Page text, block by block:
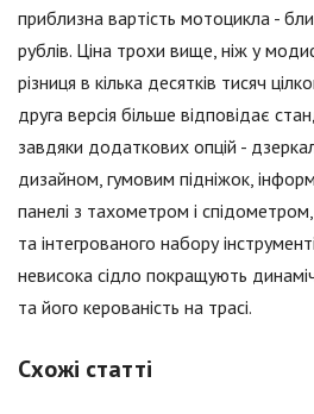
приблизна вартість мотоцикла -
рублів. Ціна трохи вище, ніж у
різниця в кілька десятків тисяч
друга версія більше відповідає
завдяки додаткових опцій -
дизайном, гумовим підніжок,
панелі з тахометром і
та інтегрованого набору
невисока сідло покращують
та його керованість на трасі.
Схожі статті